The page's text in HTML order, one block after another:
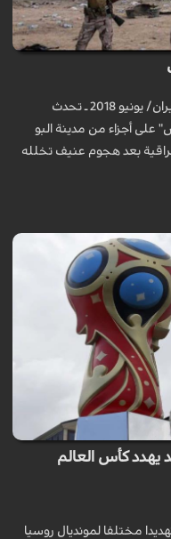
مقالات _ الكوثر: يوم الجمعة الماضي ـ 8 حزيران/ يونيو 2018 ـ تحدث
أجزاء من مدينة البو
بعد هجوم عنيف تخلله
يهدد كأس العالم
مختلفا لمونديال روسيا